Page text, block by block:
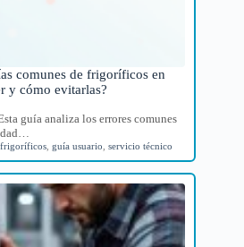
comunes de frigoríficos en
y cómo evitarlas?
guía analiza los errores comunes
frigoríficos guía usuario servicio técnico